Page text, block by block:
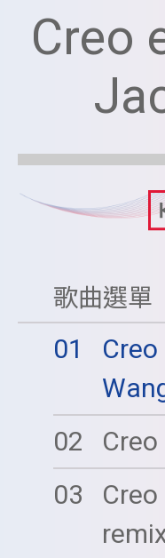
Creo
歌曲選單
01
02
Creo
03